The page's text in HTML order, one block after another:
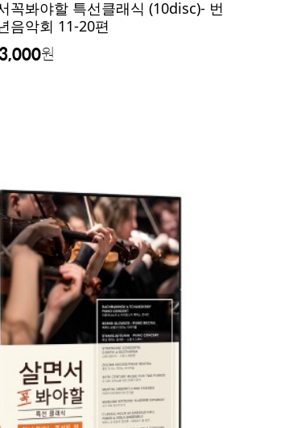
꼭봐야할 특선클래식 (10disc)- 번
음악회 11-20편
원